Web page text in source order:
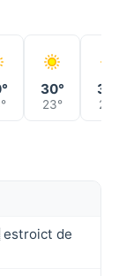
30°
23° 23°
de